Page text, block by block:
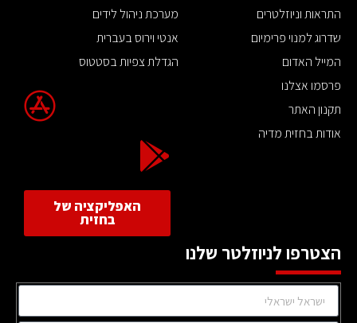
התראות וניוזלטרים
שדרוג למנוי פרימיום
המייל האדום
פרסמו אצלנו
תקנון האתר
אודות בחזית מדיה
מערכת ניהול לידים
אנטי וירוס בעברית
הגדלת צפיות בסטטוס
האפליקציה של
בחזית
הצטרפו לניוזלטר שלנו